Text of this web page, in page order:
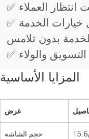
انتظار العملاء
✅ تحسين تجربة العملاء من خلال خيارات الخدمة
بدون تلامس
التسويق والولاء
المزايا الأساسية
غرض
حجم الشاشة